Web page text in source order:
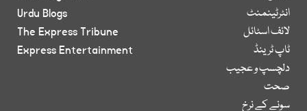
انٹرٹینمنٹ
لائف اسٹائل
ٹاپ ٹرینڈ
دلچسپ و عجیب
صحت
سونے کے نرخ
Urdu Blogs
The Express Tribune
Express Entertainment